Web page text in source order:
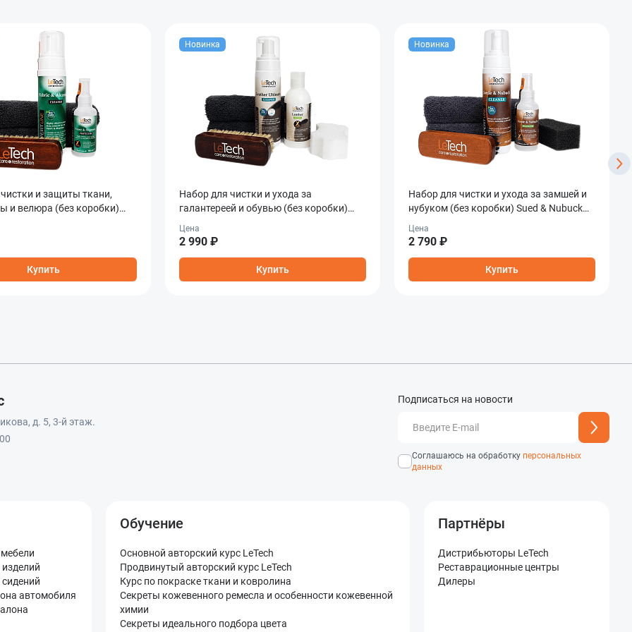
и защиты ткани,
и велюра (без коробки)
Купить
Новинка
Набор для чистки и ухода за
галантереей и обувью (без коробки)
Цена
2 990 ₽
Купить
Новинка
Набор для чистки и ухода за замшей и
нубуком (без коробки) Sued & Nubuck
Цена
2 790 ₽
Купить
д. 5, 3-й этаж.
Подписаться на новости
Адрес подписки успешно
Соглашаюсь на обработку персональных
данных
автомобиля
Обучение
Основной авторский курс LeTech
Продвинутый авторский курс LeTech
Курс по покраске ткани и ковролина
Секреты кожевенного ремесла и особенности кожевенной
химии
Секреты идеального подбора цвета
Партнёры
Дистрибьюторы LeTech
Реставрационные центры
Дилеры